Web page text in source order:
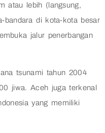
atau lebih (langsung,
bandara di kota-kota besar
jalur penerbangan
tsunami tahun 2004
jiwa. Aceh juga terkenal
yang memiliki